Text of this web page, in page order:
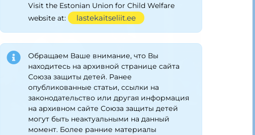
Visit the Estonian Union for Child Welfare
website at:
lastekaitseliit.ee
Обращаем Ваше внимание, что Вы
находитесь на архивной странице сайта
Союза защиты детей. Ранее
опубликованные статьи, ссылки на
законодательство или другая информация
на архивном сайте Союза защиты детей
могут быть неактуальными на данный
момент. Более ранние материалы